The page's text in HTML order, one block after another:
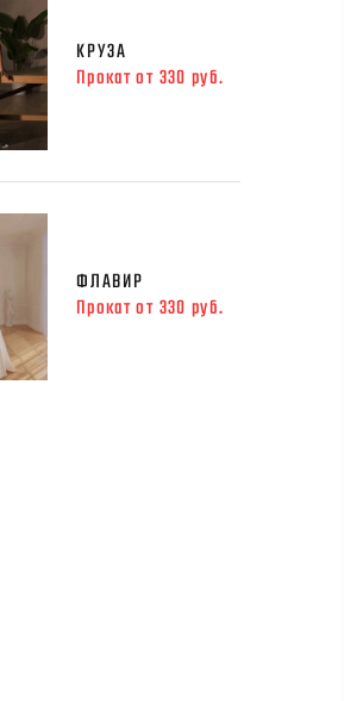
КРУЗА
Прокат от 330 руб.
ФЛАВИР
Прокат от 330 руб.